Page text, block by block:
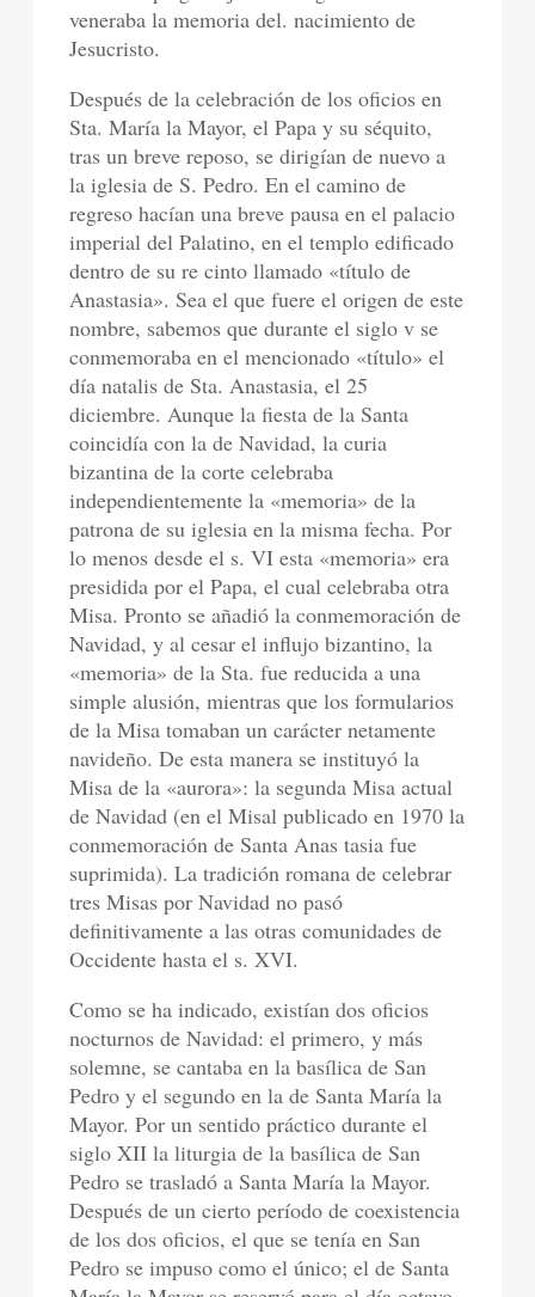
veneraba la memoria del. nacimiento de
Jesucristo.
Después de la celebración de los oficios en
Sta. María la Mayor, el Papa y su séquito,
tras un breve reposo, se dirigían de nuevo a
la iglesia de S. Pedro. En el camino de
regreso hacían una breve pausa en el palacio
imperial del Palatino, en el templo edificado
dentro de su re cinto llamado «título de
Anastasia». Sea el que fuere el origen de este
nombre, sabemos que durante el siglo v se
conmemoraba en el mencionado «título» el
día natalis de Sta. Anastasia, el 25
diciembre. Aunque la fiesta de la Santa
coincidía con la de Navidad, la curia
bizantina de la corte celebraba
independientemente la «memoria» de la
patrona de su iglesia en la misma fecha. Por
lo menos desde el s. VI esta «memoria» era
presidida por el Papa, el cual celebraba otra
Misa. Pronto se añadió la conmemoración de
Navidad, y al cesar el influjo bizantino, la
«memoria» de la Sta. fue reducida a una
simple alusión, mientras que los formularios
de la Misa tomaban un carácter netamente
navideño. De esta manera se instituyó la
Misa de la «aurora»: la segunda Misa actual
de Navidad (en el Misal publicado en 1970 la
conmemoración de Santa Anas tasia fue
suprimida). La tradición romana de celebrar
tres Misas por Navidad no pasó
definitivamente a las otras comunidades de
Occidente hasta el s. XVI.
Como se ha indicado, existían dos oficios
nocturnos de Navidad: el primero, y más
solemne, se cantaba en la basílica de San
Pedro y el segundo en la de Santa María la
Mayor. Por un sentido práctico durante el
siglo XII la liturgia de la basílica de San
Pedro se trasladó a Santa María la Mayor.
Después de un cierto período de coexistencia
de los dos oficios, el que se tenía en San
Pedro se impuso como el único; el de Santa